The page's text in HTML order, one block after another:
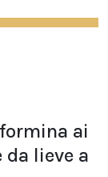
ai
lieve a